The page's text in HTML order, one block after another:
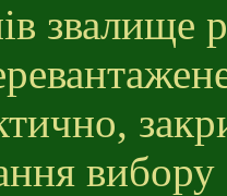
звалище
вибору